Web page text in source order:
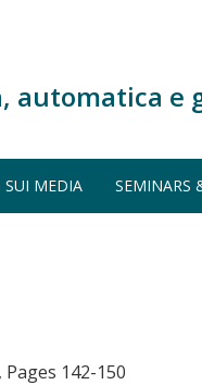
automatica e
SUI MEDIA SEMINARS
142-150